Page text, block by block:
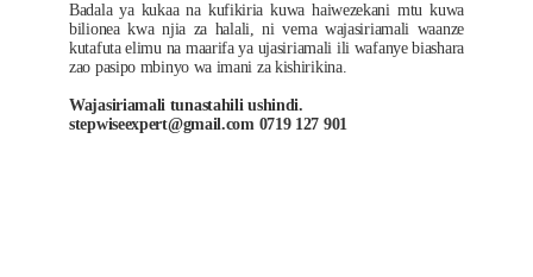
Badala ya kukaa na kufikiria kuwa haiwezekani mtu kuwa
bilionea kwa njia za halali, ni vema wajasiriamali waanze
kutafuta elimu na maarifa ya ujasiriamali ili wafanye biashara
zao pasipo mbinyo wa imani za kishirikina.
Wajasiriamali tunastahili ushindi.
stepwiseexpert@gmail.com0719 127 901